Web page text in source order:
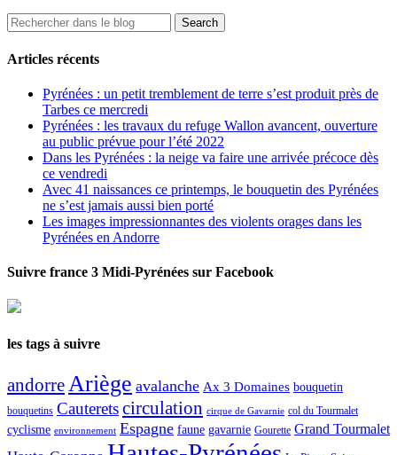
Articles récents
Pyrénées : un petit tremblement de terre s’est produit près de
Tarbes ce mercredi
Pyrénées : les travaux du refuge Wallon avancent, ouverture
au public prévue pour l’été 2022
Dans les Pyrénées : la neige va faire une arrivée précoce dès
ce vendredi
Avec 41 naissances ce printemps, le bouquetin des Pyrénées
ne s’est jamais aussi bien porté
Les images impressionnantes des violents orages dans les
Pyrénées en Andorre
Suivre france 3 Midi-Pyrénées sur Facebook
les tags à suivre
andorreAriège avalanche Ax 3 Domaines bouquetin
bouquetins Cauteretscirculation cirque de Gavarnie col du Tourmalet
cyclisme environnement Espagne faune gavarnie Gourette Grand Tourmalet